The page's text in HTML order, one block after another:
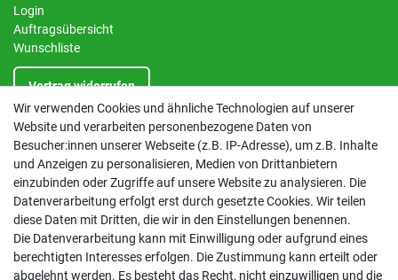
Login
Auftragsübersicht
Wunschliste
Vertrag widerrufen
INFORMATIONEN
Kontakt
Datenschutzerklärung
AGB
Impressum
Barrierefreiheitserklärung
Altbatterie-Ensorgung
Wir verwenden Cookies und ähnliche Technologien auf unserer
Website und verarbeiten personenbezogene Daten von
Besucher:innen unserer Webseite (z.B. IP-Adresse), um z.B. Inhalte
und Anzeigen zu personalisieren, Medien von Drittanbietern
einzubinden oder Zugriffe auf unsere Website zu analysieren. Die
Datenverarbeitung erfolgt erst durch gesetzte Cookies. Wir teilen
diese Daten mit Dritten, die wir in den Einstellungen benennen.
Die Datenverarbeitung kann mit Einwilligung oder aufgrund eines
berechtigten Interesses erfolgen. Die Zustimmung kann erteilt oder
abgelehnt werden. Es besteht das Recht, nicht einzuwilligen und die